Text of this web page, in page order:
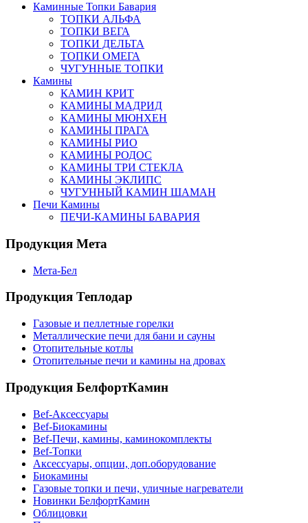
Каминные Топки Бавария
ТОПКИ АЛЬФА
ТОПКИ ВЕГА
ТОПКИ ДЕЛЬТА
ТОПКИ ОМЕГА
ЧУГУННЫЕ ТОПКИ
Камины
КАМИН КРИТ
КАМИНЫ МАДРИД
КАМИНЫ МЮНХЕН
КАМИНЫ ПРАГА
КАМИНЫ РИО
КАМИНЫ РОДОС
КАМИНЫ ТРИ СТЕКЛА
КАМИНЫ ЭКЛИПС
ЧУГУННЫЙ КАМИН ШАМАН
Печи Камины
ПЕЧИ-КАМИНЫ БАВАРИЯ
Продукция Мета
Мета-Бел
Продукция Теплодар
Газовые и пеллетные горелки
Металлические печи для бани и сауны
Отопительные котлы
Отопительные печи и камины на дровах
Продукция БелфортКамин
Bef-Аксессуары
Bef-Биокамины
Bef-Печи, камины, каминокомплекты
Bef-Топки
Аксессуары, опции, доп.оборудование
Биокамины
Газовые топки и печи, уличные нагреватели
Новинки БелфортКамин
Облицовки